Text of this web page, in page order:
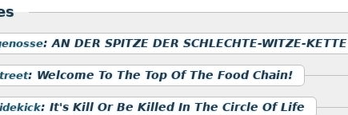
:AN DER SPITZE DER SCHLECHTE-WITZE-KETTE
: Welcome To The Top Of The Food Chain!
: It's Kill Or Be Killed In The Circle Of Life